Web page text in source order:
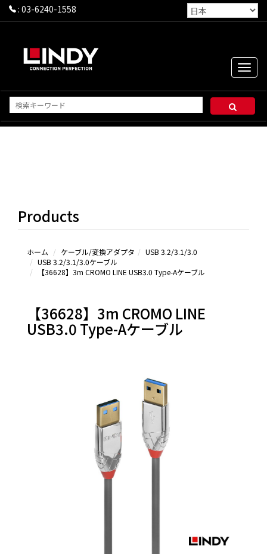
: 03-6240-1558
Toggle
リーズ＆その
Products
ホーム ケーブル/変換アダプタ
USB 3.2/3.1/3.0
USB 3.2/3.1/3.0ケーブル
【36628】3m CROMO LINE USB3.0 Type-Aケーブル
【36628】3m CROMO LINE
USB3.0 Type-Aケーブル